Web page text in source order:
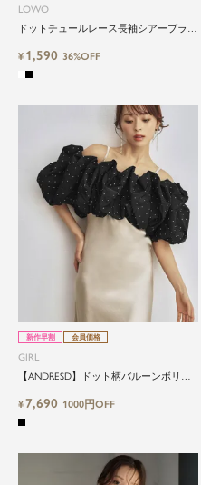
LOWO
ドットチュールレース長袖シアーブラウ
¥ 1,590 36%OFF
新作早割 会員価格
GIRL
【ANDRESD】ドット柄バルーンボリュ
¥7,690 1000円OFF